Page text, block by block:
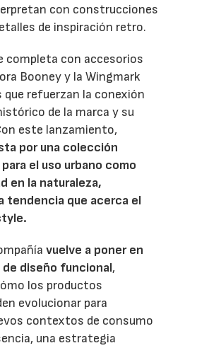
con construcciones
de inspiración retro.
completa con accesorios
Booney y la Wingmark
que refuerzan la conexión
de la marca y su
este lanzamiento,
por una colección
el uso urbano como
en la naturaleza,
tendencia que acerca el
vuelve a poner en
de diseño funcional,
los productos
evolucionar para
contextos de consumo
una estrategia